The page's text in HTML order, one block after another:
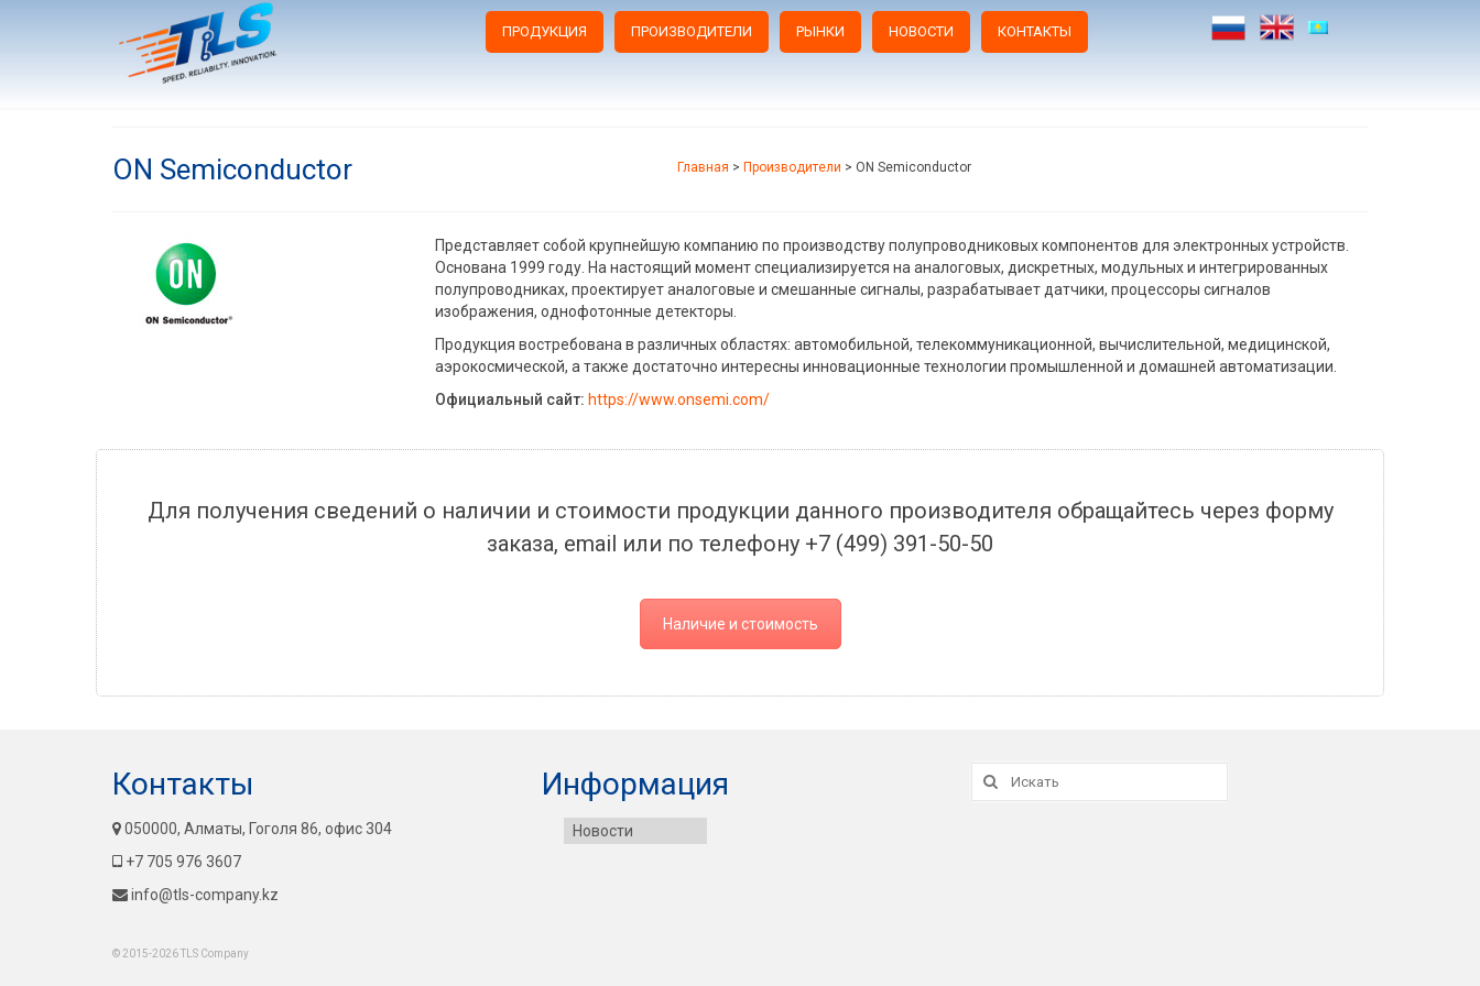
ПРОДУКЦИЯ ПРОИЗВОДИТЕЛИ РЫНКИ НОВОСТИ КОНТАКТЫ
ON Semiconductor Главная > Производители > ON Semiconductor
Представляет собой крупнейшую компанию по производству полупроводниковых компонентов для электронных устройств.
Основана 1999 году. На настоящий момент специализируется на аналоговых, дискретных, модульных и интегрированных
полупроводниках, проектирует аналоговые и смешанные сигналы, разрабатывает датчики, процессоры сигналов
изображения, однофотонные детекторы.
Продукция востребована в различных областях: автомобильной, телекоммуникационной, вычислительной, медицинской,
аэрокосмической, а также достаточно интересны инновационные технологии промышленной и домашней автоматизации.
Официальный сайт: https://www.onsemi.com/
Для получения сведений о наличии и стоимости продукции данного производителя обращайтесь через форму
заказа, email или по телефону +7 (499) 391-50-50
Наличие и стоимость
Контакты
050000, Алматы, Гоголя 86, офис 304
+7 705 976 3607
info@tls-company.kz
Информация
Новости
Искать:
© 2015-2026 TLS Company